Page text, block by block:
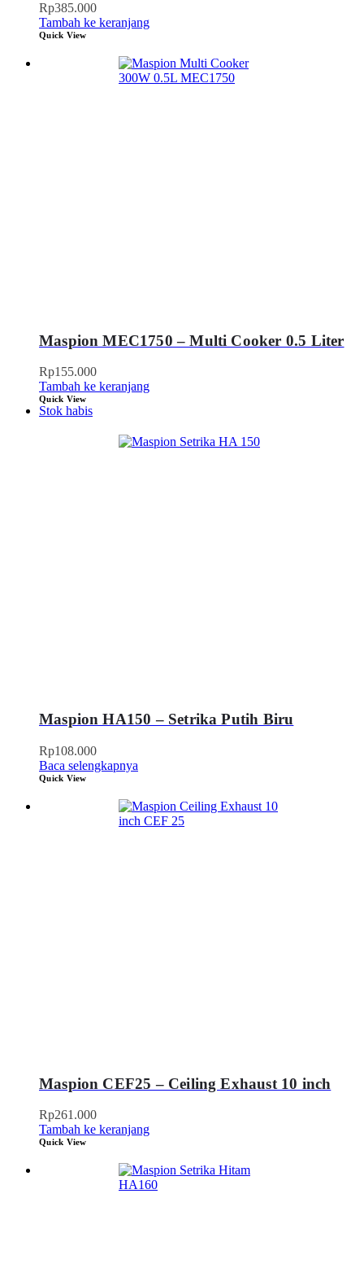
Rp385.000
Tambah ke keranjang
Quick View
Maspion MEC1750 – Multi Cooker 0.5 Liter
Rp155.000
Tambah ke keranjang
Quick View
Stok habis
Maspion HA150 – Setrika Putih Biru
Rp108.000
Baca selengkapnya
Quick View
Maspion CEF25 – Ceiling Exhaust 10 inch
Rp261.000
Tambah ke keranjang
Quick View